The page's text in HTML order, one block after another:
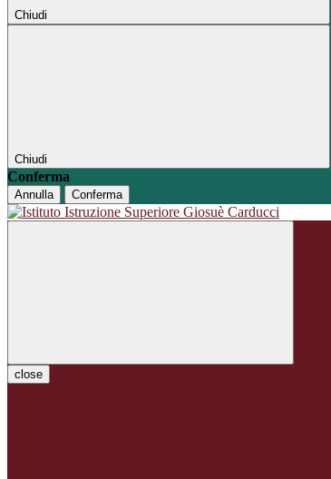
Chiudi
Chiudi
Conferma
Annulla Conferma
close